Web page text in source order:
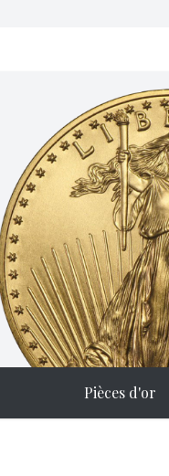
Pièces d'or